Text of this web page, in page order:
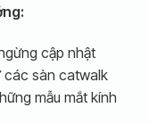
cập nhật
các sàn catwalk
mẫu mắt kính